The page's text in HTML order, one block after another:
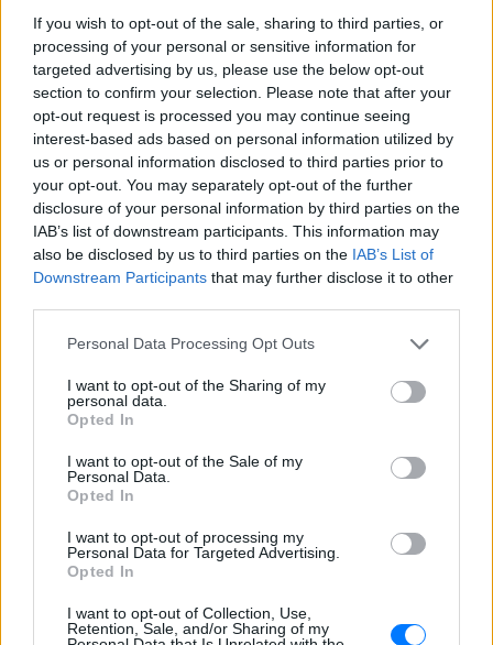
If you wish to opt-out of the sale, sharing to third parties, or
processing of your personal or sensitive information for
targeted advertising by us, please use the below opt-out
section to confirm your selection. Please note that after your
opt-out request is processed you may continue seeing
interest-based ads based on personal information utilized by
us or personal information disclosed to third parties prior to
your opt-out. You may separately opt-out of the further
disclosure of your personal information by third parties on the
IAB’s list of downstream participants. This information may
also be disclosed by us to third parties on the IAB’s List of
Downstream Participants that may further disclose it to other
Personal Data Processing Opt Outs
I want to opt-out of the Sharing of my
personal data.
Opted In
I want to opt-out of the Sale of my
Personal Data.
Opted In
I want to opt-out of processing my
Personal Data for Targeted Advertising.
Opted In
I want to opt-out of Collection, Use,
Retention, Sale, and/or Sharing of my
χαμηλότερη.
Θεσσαλονίκη
Καιρός: Νεφώσεις με βροχές και καταιγίδες
πιθανόν πρόσκαιρα κατά τόπους ισχυρές.
Άνεμοι: Βόρειοι βορειοδυτικοί 5 με 6 και πρόσκαιρα
το πρωί 7 μποφόρ.
Θερμοκρασία: Από 20 έως 32 βαθμούς Κελσίου.
ΔΙΑΦΗΜΙΣΗ